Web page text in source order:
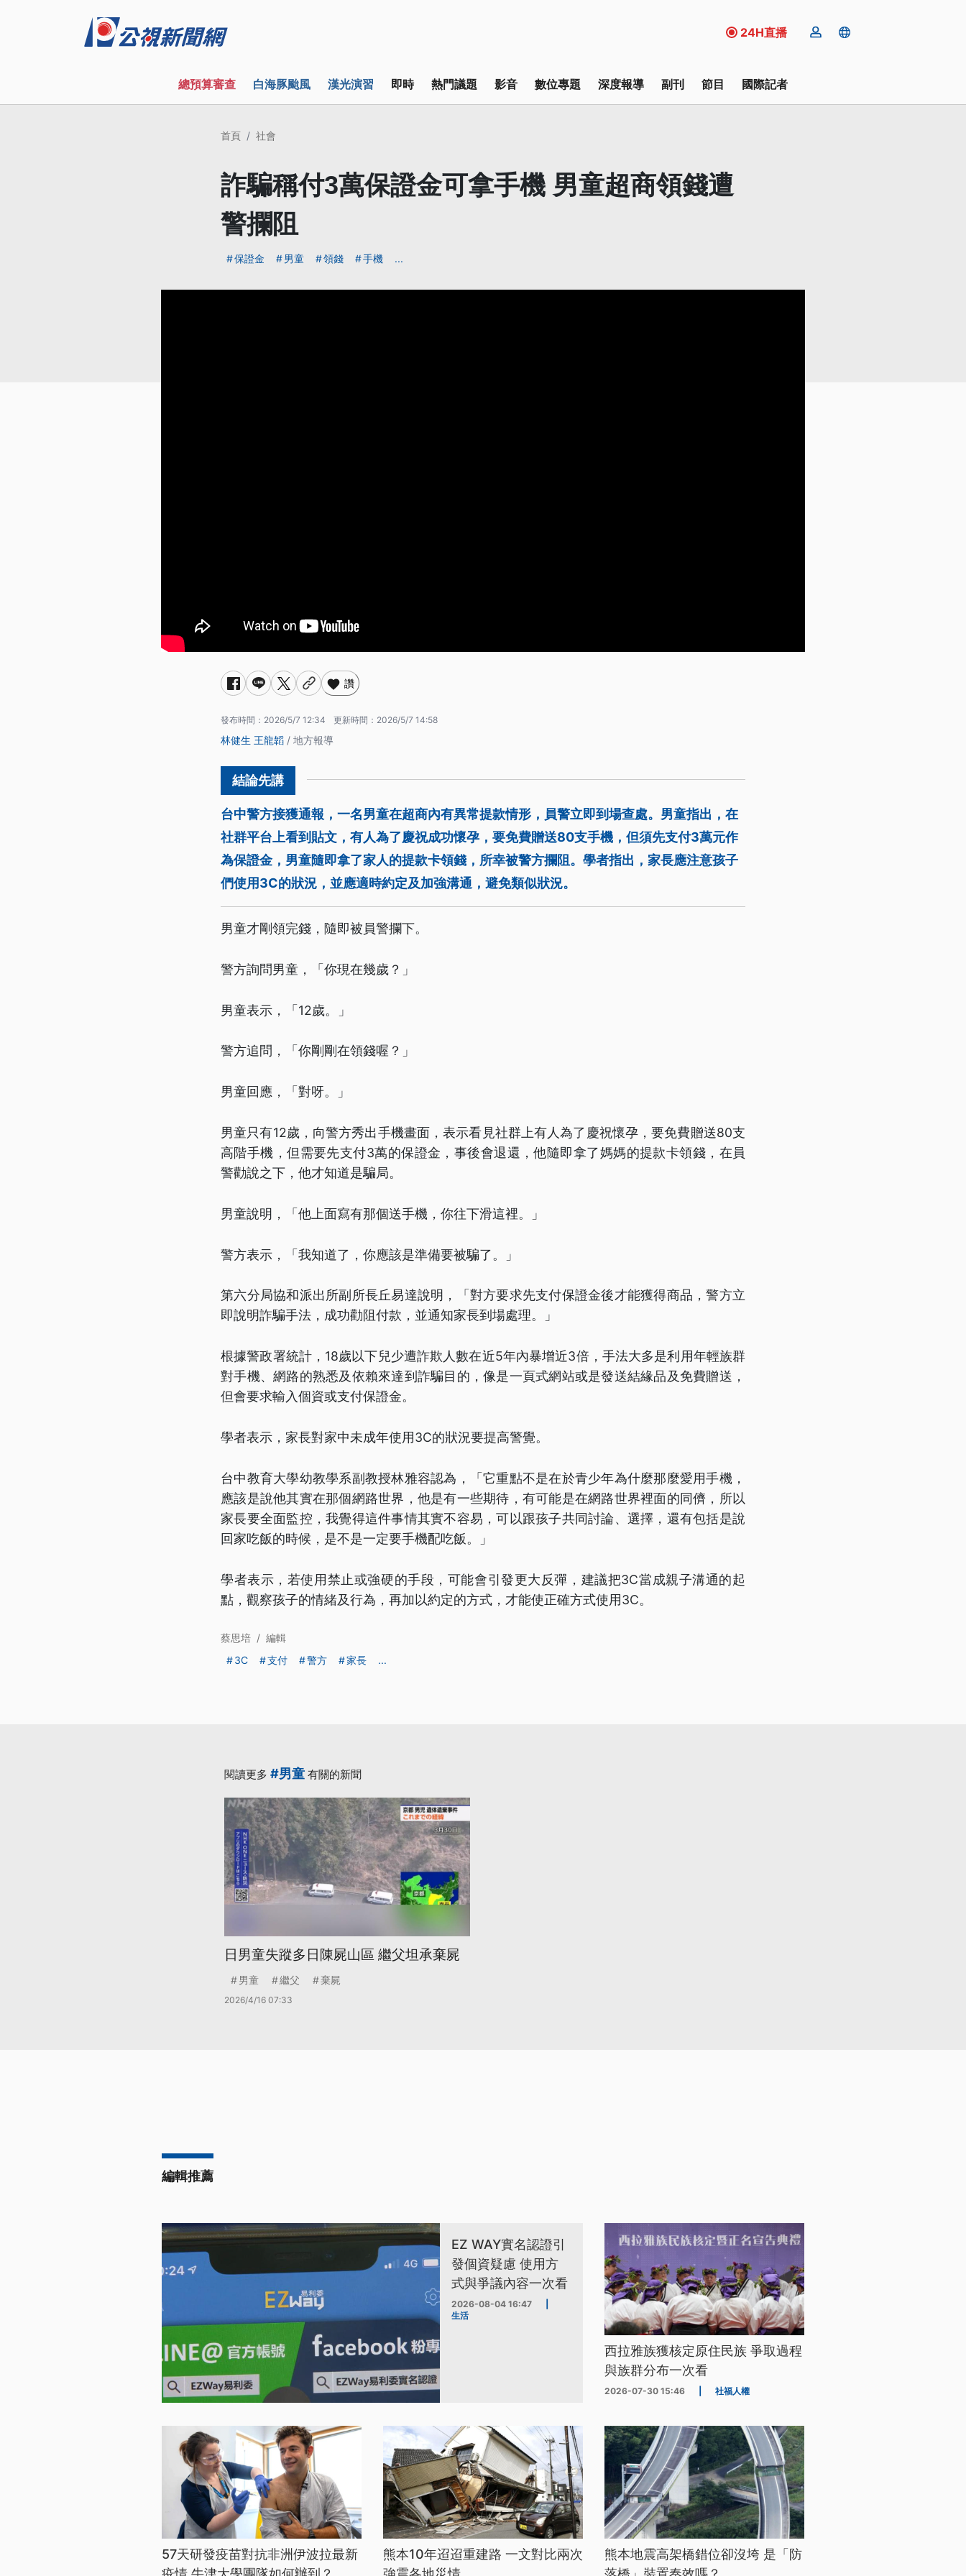
24H直播
總預算審查 白海豚颱風 漢光演習 即時 熱門議題 影音 數位專題 深度報導 副刊 節目 國際記者
首頁 社會
詐騙稱付3萬保證金可拿手機 男童超商領錢遭
警攔阻
保證金 男童 領錢 手機 ...
讚
發布時間： 2026/5/7 12:34 更新時間： 2026/5/7 14:58
林健生 王龍韜 / 地方報導
台中警方接獲通報，一名男童在超商內有異常提款情形，員警立即到場查處。男童指出，在
社群平台上看到貼文，有人為了慶祝成功懷孕，要免費贈送80支手機，但須先支付3萬元作
為保證金，男童隨即拿了家人的提款卡領錢，所幸被警方攔阻。學者指出，家長應注意孩子
們使用3C的狀況，並應適時約定及加強溝通，避免類似狀況。
男童才剛領完錢，隨即被員警攔下。
警方詢問男童，「你現在幾歲？」
男童表示，「12歲。」
警方追問，「你剛剛在領錢喔？」
男童回應，「對呀。」
男童只有12歲，向警方秀出手機畫面，表示看見社群上有人為了慶祝懷孕，要免費贈送80支
高階手機，但需要先支付3萬的保證金，事後會退還，他隨即拿了媽媽的提款卡領錢，在員
警勸說之下，他才知道是騙局。
男童說明，「他上面寫有那個送手機，你往下滑這裡。」
警方表示，「我知道了，你應該是準備要被騙了。」
第六分局協和派出所副所長丘易達說明，「對方要求先支付保證金後才能獲得商品，警方立
即說明詐騙手法，成功勸阻付款，並通知家長到場處理。」
根據警政署統計，18歲以下兒少遭詐欺人數在近5年內暴增近3倍，手法大多是利用年輕族群
對手機、網路的熟悉及依賴來達到詐騙目的，像是一頁式網站或是發送結緣品及免費贈送，
但會要求輸入個資或支付保證金。
學者表示，家長對家中未成年使用3C的狀況要提高警覺。
台中教育大學幼教學系副教授林雅容認為，「它重點不是在於青少年為什麼那麼愛用手機，
應該是說他其實在那個網路世界，他是有一些期待，有可能是在網路世界裡面的同儕，所以
家長要全面監控，我覺得這件事情其實不容易，可以跟孩子共同討論、選擇，還有包括是說
回家吃飯的時候，是不是一定要手機配吃飯。」
學者表示，若使用禁止或強硬的手段，可能會引發更大反彈，建議把3C當成親子溝通的起
點，觀察孩子的情緒及行為，再加以約定的方式，才能使正確方式使用3C。
蔡思培 / 編輯
3C
支付 警方 家長 ...
閱讀更多 #男童 有關的新聞
日男童失蹤多日陳屍山區 繼父坦承棄屍
男童 繼父 棄屍
2026/4/16 07:33
編輯推薦
EZ WAY實名認證引
發個資疑慮 使用方
式與爭議內容一次看
2026-08-04 16:47
生活
西拉雅族獲核定原住民族 爭取過程
與族群分布一次看
2026-07-30 15:46 社福人權
57天研發疫苗對抗非洲伊波拉最新
熊本10年迢迢重建路 一文對比兩次
熊本地震高架橋錯位卻沒垮 是「防